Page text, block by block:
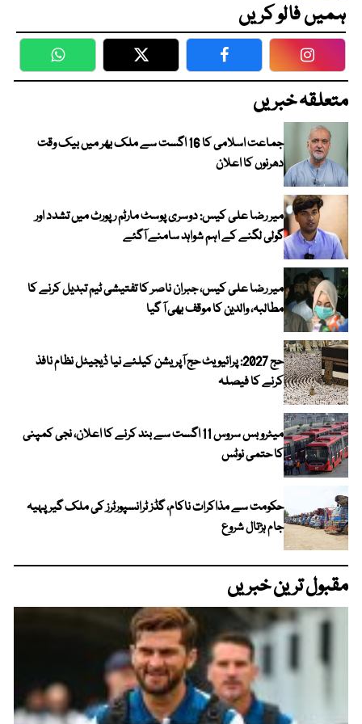
ہمیں فالو کریں
WhatsApp Twitter Facebook
متعلقہ خبریں
جماعت اسلامی کا 16 اگست سے ملک بھر میں بیک وقت
دھرنوں کا اعلان
میر رضا علی کیس: دوسری پوسٹ مارٹم رپورٹ میں تشدد اور
گولی لگنے کے اہم شواہد سامنے آگئے
میر رضا علی کیس، جبران ناصر کا تفتیشی ٹیم تبدیل کرنے کا
مطالبہ، والدین کا موقف بھی آ گیا
حج 2027: پرائیویٹ حج آپریشن کیلئے نیا ڈیجیٹل نظام نافذ
کرنے کا فیصلہ
میٹرو بس سروس 11 اگست سے بند کرنے کا اعلان، نجی کمپنی
کا حتمی نوٹس
حکومت سے مذاکرات ناکام، گڈز ٹرانسپورٹرز کی ملک گیر پہیہ
جام ہڑتال شروع
مقبول ترین خبریں